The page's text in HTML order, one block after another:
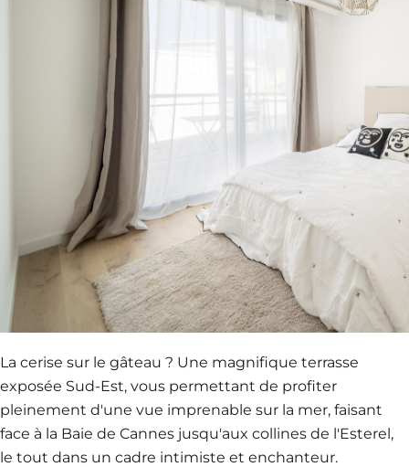
La cerise sur le gâteau ? Une magnifique terrasse
exposée Sud-Est, vous permettant de profiter
pleinement d'une vue imprenable sur la mer, faisant
face à la Baie de Cannes jusqu'aux collines de l'Esterel,
le tout dans un cadre intimiste et enchanteur.